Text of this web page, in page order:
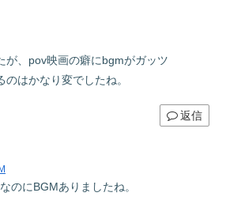
が、pov映画の癖にbgmがガッツ
はかなり変でしたね。
返信
のにBGMありましたね。